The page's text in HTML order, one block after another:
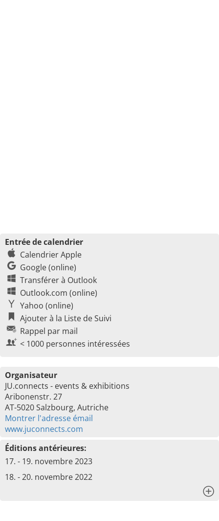
Entrée de calendrier
Calendrier Apple
Google (online)
Transférer à Outlook
Outlook.com (online)
Yahoo (online)
Ajouter à la Liste de Suivi
Rappel par mail
< 1000 personnes intéressées
Organisateur
JU.connects - events & exhibitions
Aribonenstr. 27
AT-5020 Salzbourg, Autriche
Montrer l'adresse émail
www.juconnects.com
Éditions antérieures:
17. - 19. novembre 2023
18. - 20. novembre 2022